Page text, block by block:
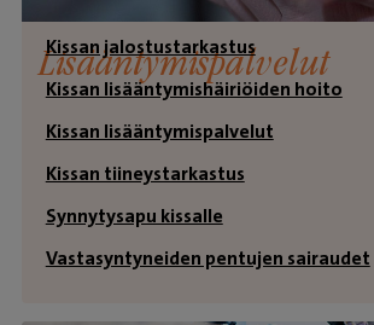
Lisääntymispalvelut
Kissan jalostustarkastus
Kissan lisääntymishäiriöiden hoito
Kissan lisääntymispalvelut
Kissan tiineystarkastus
Synnytysapu kissalle
Vastasyntyneiden pentujen sairaudet